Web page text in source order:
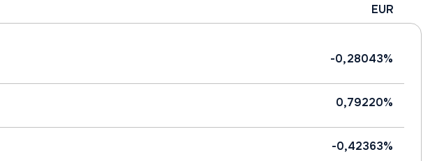
EUR
-0,28043%
0,79220%
-0,42363%